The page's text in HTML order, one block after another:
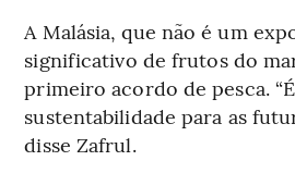
A Malásia, que não é um
significativo de frutos do
primeiro acordo de pesca.
sustentabilidade para as
disse Zafrul.